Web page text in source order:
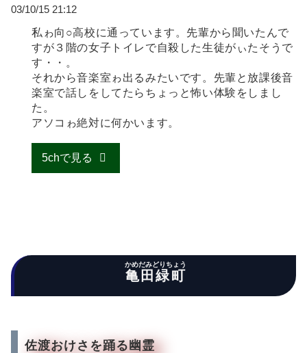
03/10/15 21:12
私ゎ向○高校に通っています。先輩から聞いたんで
すが３階の女子トイレで自殺した生徒がぃたそうで
す・・。
それから音楽室ゎ出るみたいです。先輩と放課後音
楽室で話しをしてたらちょっと怖い体験をしまし
た。
アソコゎ絶対に何かいます。
5chで見る
亀田緑町
かめだみどりちょう
佐渡おけさを踊る幽霊